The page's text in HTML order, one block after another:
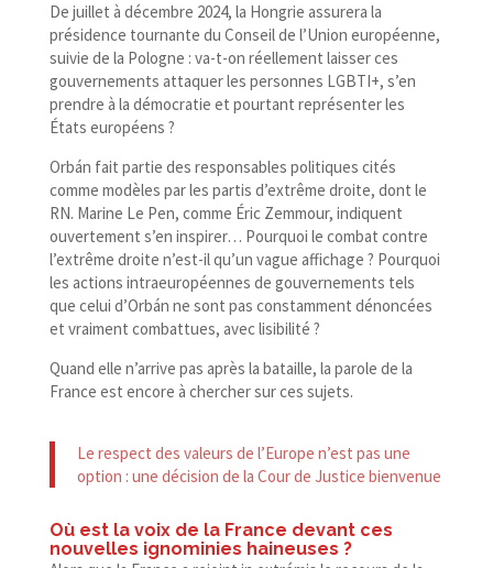
De juillet à décembre 2024, la Hongrie assurera la
présidence tournante du Conseil de l’Union européenne,
suivie de la Pologne : va-​t-​on réellement laisser ces
gouvernements attaquer les personnes LGBTI+, s’en
prendre à la démocratie et pourtant représenter les
États européens ?
Orbán fait partie des responsables politiques cités
comme modèles par les partis d’extrême droite, dont le
RN. Marine Le Pen, comme Éric Zemmour, indiquent
ouvertement s’en inspirer… Pourquoi le combat contre
l’extrême droite n’est-il qu’un vague affichage ? Pourquoi
les actions intraeuropéennes de gouvernements tels
que celui d’Orbán ne sont pas constamment dénoncées
et vraiment combattues, avec lisibilité ?
Quand elle n’arrive pas après la bataille, la parole de la
France est encore à chercher sur ces sujets.
Le respect des valeurs de l’Europe n’est pas une
option : une décision de la Cour de Justice bienvenue
Où est la voix de la France devant ces
nouvelles ignominies haineuses ?